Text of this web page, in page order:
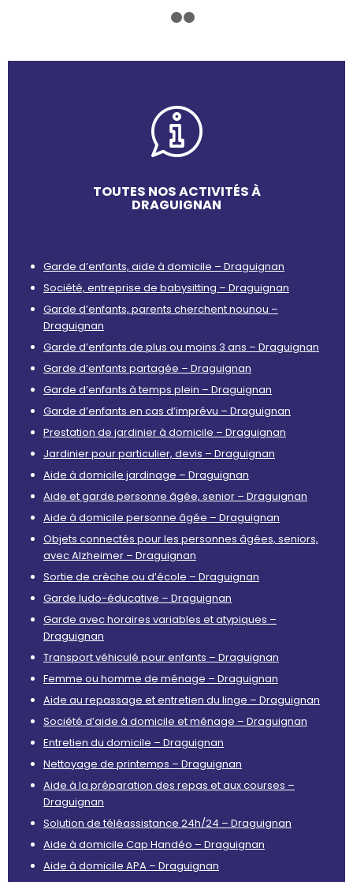
TOUTES NOS ACTIVITÉS À
DRAGUIGNAN
Garde d’enfants, aide à domicile – Draguignan
Société, entreprise de babysitting – Draguignan
Garde d’enfants, parents cherchent nounou –
Draguignan
Garde d’enfants de plus ou moins 3 ans – Draguignan
Garde d’enfants partagée – Draguignan
Garde d’enfants à temps plein – Draguignan
Garde d’enfants en cas d’imprévu – Draguignan
Prestation de jardinier à domicile – Draguignan
Jardinier pour particulier, devis – Draguignan
Aide à domicile jardinage – Draguignan
Aide et garde personne âgée, senior – Draguignan
Aide à domicile personne âgée – Draguignan
Objets connectés pour les personnes âgées, seniors,
avec Alzheimer – Draguignan
Sortie de crèche ou d’école – Draguignan
Garde ludo-éducative – Draguignan
Garde avec horaires variables et atypiques –
Draguignan
Transport véhiculé pour enfants – Draguignan
Femme ou homme de ménage – Draguignan
Aide au repassage et entretien du linge – Draguignan
Société d’aide à domicile et ménage – Draguignan
Entretien du domicile – Draguignan
Nettoyage de printemps – Draguignan
Aide à la préparation des repas et aux courses –
Draguignan
Solution de téléassistance 24h/24 – Draguignan
Aide à domicile Cap Handéo – Draguignan
Aide à domicile APA – Draguignan